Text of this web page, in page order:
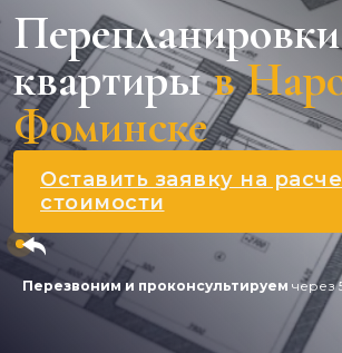
Перепланировки
квартирыв
Фоминске
Оставить заявку на
стоимости
Перезвоним и проконсультируем через